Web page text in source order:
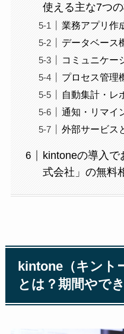
使える主な7つ
業務アプリ作
データベース
コミュニケー
プロセス管理
自動集計・レ
通知・リマイ
外部サービス
kintoneの導入
式会社」の無料
kintone（キント
とは？期間やで